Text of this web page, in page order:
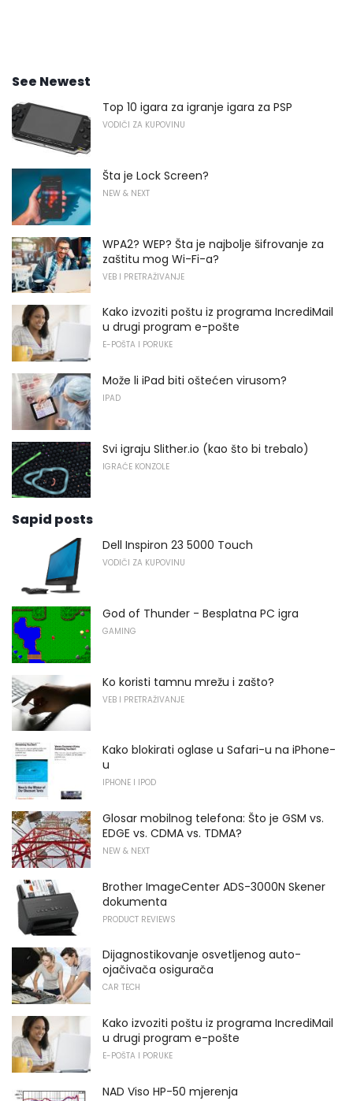
See Newest
Top 10 igara za igranje igara za PSP
VODIČI ZA KUPOVINU
Šta je Lock Screen?
NEW & NEXT
WPA2? WEP? Šta je najbolje šifrovanje za
zaštitu mog Wi-Fi-a?
VEB I PRETRAŽIVANJE
Kako izvoziti poštu iz programa IncrediMail
u drugi program e-pošte
E-POŠTA I PORUKE
Može li iPad biti oštećen virusom?
IPAD
Svi igraju Slither.io (kao što bi trebalo)
IGRAĆE KONZOLE
Sapid posts
Dell Inspiron 23 5000 Touch
VODIČI ZA KUPOVINU
God of Thunder - Besplatna PC igra
GAMING
Ko koristi tamnu mrežu i zašto?
VEB I PRETRAŽIVANJE
Kako blokirati oglase u Safari-u na iPhone-
u
IPHONE I IPOD
Glosar mobilnog telefona: Što je GSM vs.
EDGE vs. CDMA vs. TDMA?
NEW & NEXT
Brother ImageCenter ADS-3000N Skener
dokumenta
PRODUCT REVIEWS
Dijagnostikovanje osvetljenog auto-
ojačivača osigurača
CAR TECH
Kako izvoziti poštu iz programa IncrediMail
u drugi program e-pošte
E-POŠTA I PORUKE
NAD Viso HP-50 mjerenja